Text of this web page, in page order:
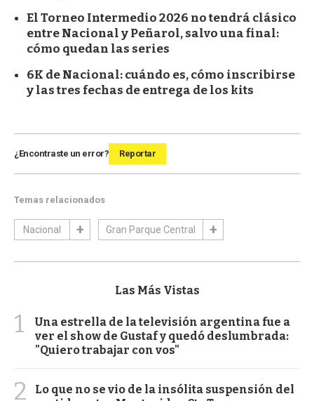
El Torneo Intermedio 2026 no tendrá clásico
entre Nacional y Peñarol, salvo una final:
cómo quedan las series
6K de Nacional: cuándo es, cómo inscribirse
y las tres fechas de entrega de los kits
¿Encontraste un error? Reportar
Temas relacionados
Nacional Gran Parque Central
Las Más Vistas
1
Una estrella de la televisión argentina fue a
ver el show de Gustaf y quedó deslumbrada:
"Quiero trabajar con vos"
2
Lo que no se vio de la insólita suspensión del